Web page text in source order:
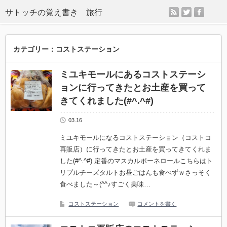
サトッチの覚え書き 旅行 rss twitter
カテゴリー：コストステーション
ミユキモールにあるコストステーシ
ョンに行ってきたとお土産を買って
きてくれました(#^.^#)
03.16
ミユキモールになるコストステーション（コストコ
再販店）に行ってきたとお土産を買ってきてくれま
した(#^.^#) 定番のマスカルポーネロールこちらはト
リプルチーズタルトお昼ごはんも食べずｗさっそく
食べました～(^^♪すごく美味…
コストステーション コメントを書く